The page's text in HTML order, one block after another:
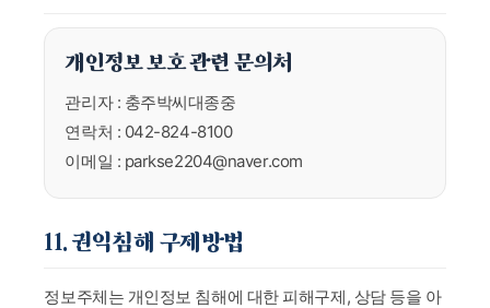
개인정보 보호 관련 문의처
관리자 : 충주박씨대종중
연락처 : 042-824-8100
이메일 : parkse2204@naver.com
11. 권익침해 구제방법
정보주체는 개인정보 침해에 대한 피해구제, 상담 등을 아